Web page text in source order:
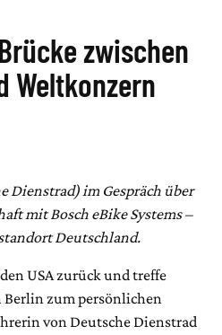
zwischen
Weltkonzern
Dienstrad) im Gespräch über
mit Bosch eBike Systems –
Deutschland.
USA zurück und treffe
zum persönlichen
von Deutsche Dienstrad